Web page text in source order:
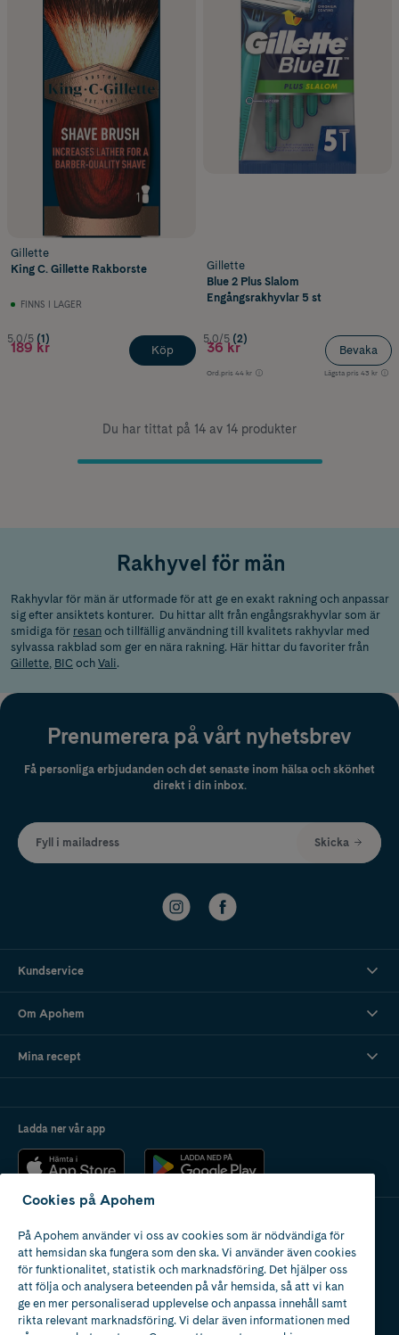
Gillette
King C. Gillette Rakborste
FINNS I LAGER
5.0/5 (1)
189 kr Köp
Gillette
Blue 2 Plus Slalom
Engångsrakhyvlar 5 st
5.0/5 (2)
36 kr
Ord.pris 44 kr Lägsta pris 43 kr
Bevaka
Du har tittat på 14 av 14 produkter
Rakhyvel för män
Rakhyvlar för män är utformade för att ge en exakt rakning och anpassar
sig efter ansiktets konturer. Du hittar allt från engångsrakhyvlar som är
smidiga för resan och tillfällig användning till kvalitets rakhyvlar med
sylvassa rakblad som ger en nära rakning. Här hittar du favoriter från
Gillette BIC och Vali.
Prenumerera på vårt nyhetsbrev
Få personliga erbjudanden och det senaste inom hälsa och skönhet
direkt i din inbox.
Fyll i mailadress Skicka
Kundservice
Om Apohem
Mina recept
Ladda ner vår app
Apotek med tillstånd
av Läkemedelsverket
Cookies på Apohem
På Apohem använder vi oss av cookies som är nödvändiga för
att hemsidan ska fungera som den ska. Vi använder även cookies
för funktionalitet, statistik och marknadsföring. Det hjälper oss
att följa och analysera beteenden på vår hemsida, så att vi kan
ge en mer personaliserad upplevelse och anpassa innehåll samt
rikta relevant marknadsföring. Vi delar även informationen med